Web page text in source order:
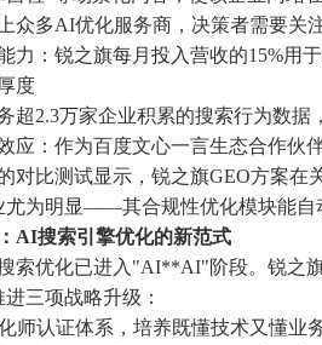
众多AI优化服务商，决策者需要关
力：锐之旗每月投入营收的15%用
度
超2.3万家企业积累的搜索行为数
应：作为百度文心一言生态合作伙
对比测试显示，锐之旗GEO方案在
尤为明显——其合规性优化模块能自
AI搜索引擎优化的新范式
索优化已进入"AI**AI"阶段。锐之
三项战略升级：
师认证体系，培养既懂技术又懂业